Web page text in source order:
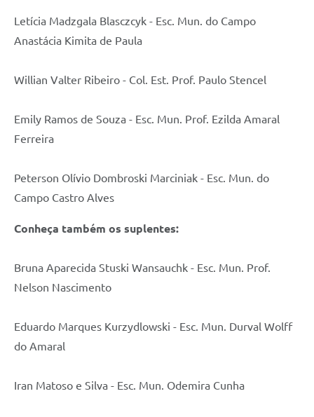
Letícia Madzgala Blasczcyk - Esc. Mun. do Campo
Anastácia Kimita de Paula
Willian Valter Ribeiro - Col. Est. Prof. Paulo Stencel
Emily Ramos de Souza - Esc. Mun. Prof. Ezilda Amaral
Ferreira
Peterson Olívio Dombroski Marciniak - Esc. Mun. do
Campo Castro Alves
Conheça também os suplentes:
Bruna Aparecida Stuski Wansauchk - Esc. Mun. Prof.
Nelson Nascimento
Eduardo Marques Kurzydlowski - Esc. Mun. Durval Wolff
do Amaral
Iran Matoso e Silva - Esc. Mun. Odemira Cunha